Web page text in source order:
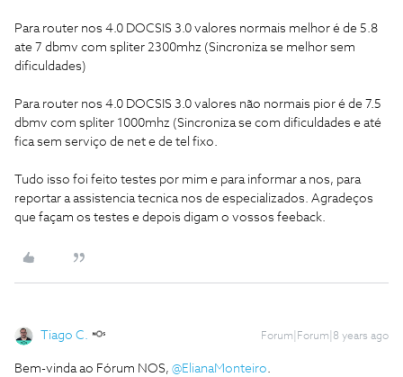
Para router nos 4.0 DOCSIS 3.0 valores normais melhor é de 5.8
ate 7 dbmv com spliter 2300mhz (Sincroniza se melhor sem
dificuldades)
Para router nos 4.0 DOCSIS 3.0 valores não normais pior é de 7.5
dbmv com spliter 1000mhz (Sincroniza se com dificuldades e até
fica sem serviço de net e de tel fixo.
Tudo isso foi feito testes por mim e para informar a nos, para
reportar a assistencia tecnica nos de especializados. Agradeços
que façam os testes e depois digam o vossos feeback.
Tiago C. Forum|Forum|8 years ago
Bem-vinda ao Fórum NOS, @ElianaMonteiro.